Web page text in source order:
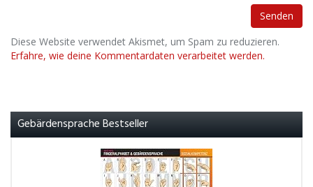
Diese Website verwendet Akismet, um Spam zu reduzieren.
Erfahre, wie deine Kommentardaten verarbeitet werden.
Gebärdensprache Bestseller